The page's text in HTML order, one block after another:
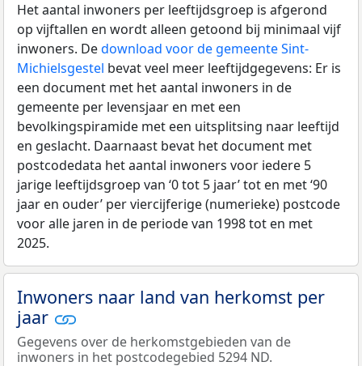
Het aantal inwoners per leeftijdsgroep is afgerond
op vijftallen en wordt alleen getoond bij minimaal vijf
inwoners. Dedownload voor de gemeente Sint-
Michielsgestel bevat veel meer leeftijdgegevens: Er is
een document met het aantal inwoners in de
gemeente per levensjaar en met een
bevolkingspiramide met een uitsplitsing naar leeftijd
en geslacht. Daarnaast bevat het document met
postcodedata het aantal inwoners voor iedere 5
jarige leeftijdsgroep van ‘0 tot 5 jaar’ tot en met ‘90
jaar en ouder’ per viercijferige (numerieke) postcode
voor alle jaren in de periode van 1998 tot en met
2025.
Inwoners naar land van herkomst per
jaar
Gegevens over de herkomstgebieden van de
inwoners in het postcodegebied 5294 ND.